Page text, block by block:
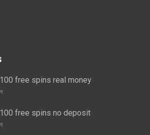
free spins real money
free spins no deposit